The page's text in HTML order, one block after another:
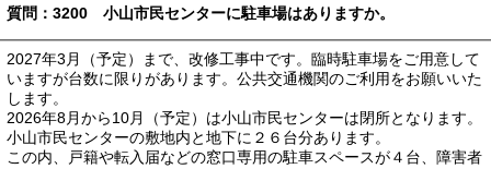
質問：3200 小山市民センターに駐車場はありますか。
2027年3月（予定）まで、改修工事中です。臨時駐車場をご用意して
いますが台数に限りがあります。公共交通機関のご利用をお願いいた
します。
2026年8月から10月（予定）は小山市民センターは閉所となります。
小山市民センターの敷地内と地下に２６台分あります。
この内、戸籍や転入届などの窓口専用の駐車スペースが４台、障害者